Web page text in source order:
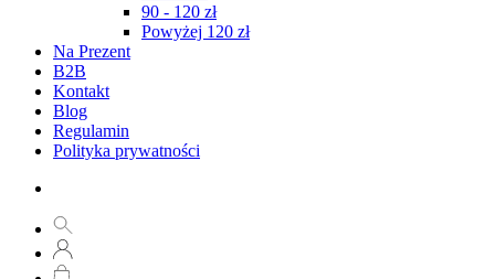
90 - 120 zł
Powyżej 120 zł
Na Prezent
B2B
Kontakt
Blog
Regulamin
Polityka prywatności